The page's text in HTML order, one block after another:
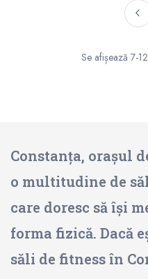
Se afișează 7-
Constanța, orașul
o multitudine de
care doresc să își
forma fizică. Dacă
săli de fitness în